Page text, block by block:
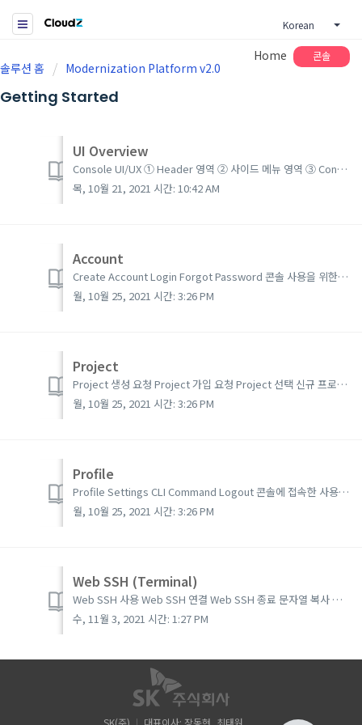
Korean
Home 콘솔
솔루션 홈 Modernization Platform v2.0
Getting Started
UI Overview
Console UI/UX ① Header 영역 ② 사이드 메뉴 영역 ③ Contents 영역 Contents 화면 UI/UX ① 테이블 데이터 필터링 영역 ② 테이블 영역 콘솔 화면은 System/Project Admin, ...
목, 10월 21, 2021 시간: 10:42 AM
Account
Create Account Login Forgot Password 콘솔 사용을 위한 계정 생성 및 로그인 관련 가이드 입니다. Create Account 사용자 등록버튼을 클릭하여 사용자 등록을 시작합니다. 포맷에 맞추어 사용자 정보를 입력합니다....
월, 10월 25, 2021 시간: 3:26 PM
Project
Project 생성 요청 Project 가입 요청 Project 선택 신규 프로젝트 생성 요청을 하거나, 등록된 프로젝트에 가입 요청을 하는 가이드입니다. 상단메뉴에서 New Project 버튼을 클릭합니다. Project 생성 요청 유효한 프...
월, 10월 25, 2021 시간: 3:26 PM
Profile
Profile Settings CLI Command Logout 콘솔에 접속한 사용자의 기본정보 조회 및 수정, 비밀번호 변경, MFA 설정, CLI Command, Logout 기능에 대한 가이드입니다. 상단 메뉴에서 사용자 아이콘을 클릭합니다. ...
월, 10월 25, 2021 시간: 3:26 PM
Web SSH (Terminal)
Web SSH 사용 Web SSH 연결 Web SSH 종료 문자열 복사 Web SSH 응용 Cluster 조회 Kubernetes 리소스 조회 스토리지 사용 Web SSH는 웹 브라우저에서 cluster 활용을 위한 CL...
수, 11월 3, 2021 시간: 1:27 PM
SK(주) 대표이사: 장동현, 최태원